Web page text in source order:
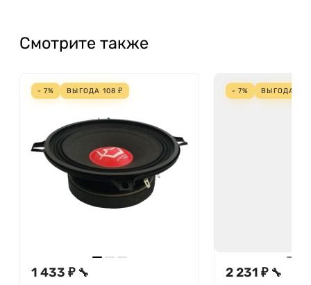
Смотрите также
- 7% ВЫГОДА 108 ₽
1 433 ₽ 🔧
- 7% ВЫГОДА
2 231 ₽ 🔧